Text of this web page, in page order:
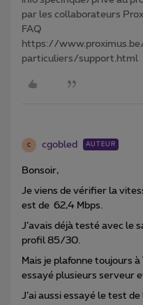
par les collaborateurs
FAQ
https://
particuliers/support.html
C cgobled AUTEUR
Bonsoir,
Je viens de vérifier la
est de 62,4 Mbps.
J’avais déjà testé avec le
profil 85/30.
Mais je plafonne toujours
essayé plusieurs serveur
J’ai aussi essayé le test